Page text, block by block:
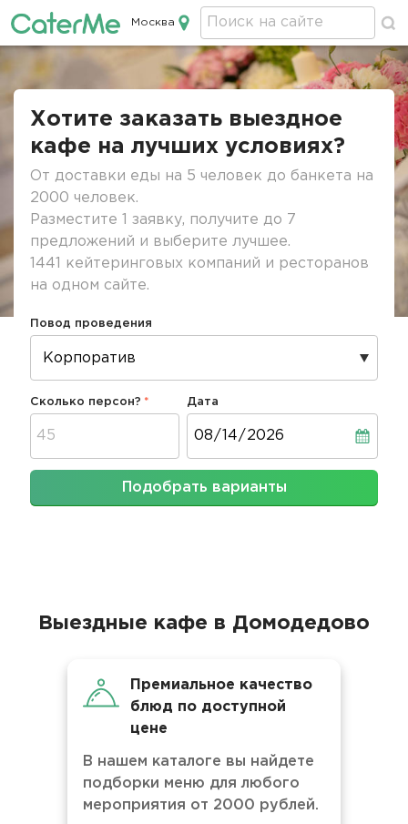
Кейтеринг в Москве
Москва
Строка
Хотите заказать выездное
кафе на лучших условиях?
От доставки еды на 5 человек до банкета на
2000 человек.
Разместите 1 заявку, получите до 7
предложений и выберите лучшее.
1441 кейтеринговых компаний и ресторанов
на одном сайте.
Повод проведения
Сколько персон? Дата
Подобрать варианты
Выездные кафе в Домодедово
Премиальное качество
блюд по доступной
цене
В нашем каталоге вы найдете
подборки меню для любого
мероприятия от 2000 рублей.